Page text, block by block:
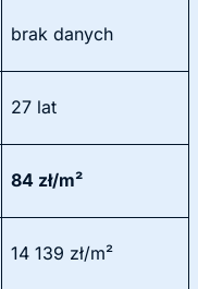
brak danych
27 lat
84 zł/m²
14 139 zł/m²